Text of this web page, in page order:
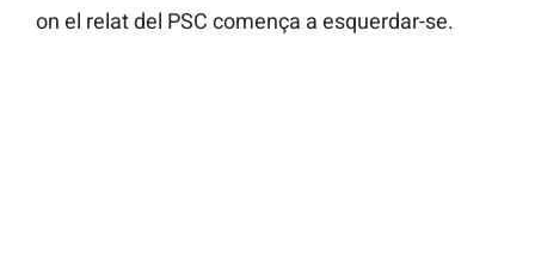
on el relat del PSC comença a esquerdar-se.